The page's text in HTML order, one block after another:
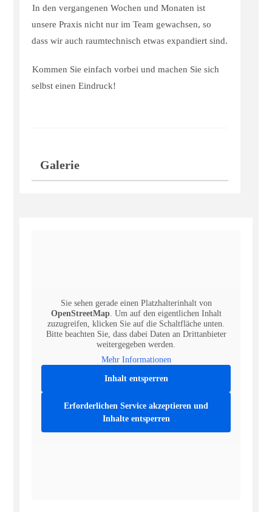
In den vergangenen Wochen und Monaten ist
unsere Praxis nicht nur im Team gewachsen, so
dass wir auch raumtechnisch etwas expandiert sind.
Kommen Sie einfach vorbei und machen Sie sich
selbst einen Eindruck!
Galerie
Sie sehen gerade einen Platzhalterinhalt von
OpenStreetMap. Um auf den eigentlichen Inhalt
zuzugreifen, klicken Sie auf die Schaltfläche unten.
Bitte beachten Sie, dass dabei Daten an Drittanbieter
weitergegeben werden.
Mehr Informationen
Inhalt entsperren
Erforderlichen Service akzeptieren und
Inhalte entsperren